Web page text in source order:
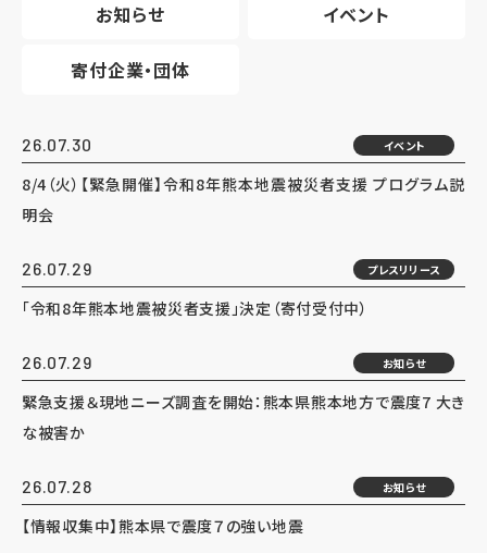
お知らせ イベント
寄付企業・団体
26.07.30 イベント
8/4（火）【緊急開催】令和8年熊本地震被災者支援 プログラム説
明会
26.07.29 プレスリリース
「令和8年熊本地震被災者支援」決定（寄付受付中）
26.07.29 お知らせ
緊急支援＆現地ニーズ調査を開始：熊本県熊本地方で震度7 大き
な被害か
26.07.28 お知らせ
【情報収集中】熊本県で震度７の強い地震